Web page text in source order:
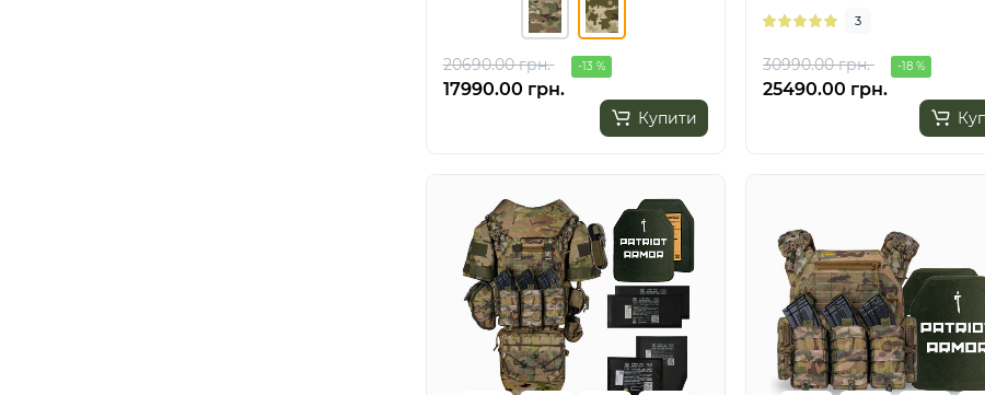
20690.00 грн. -13 %
17990.00 грн.
Купити
3
30990.00 грн. -18 %
25490.00 грн.